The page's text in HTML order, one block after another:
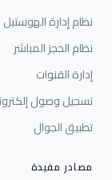
نظام إدارة الهوستيل
نظام الحجز المباشر
إدارة القنوات
تسجيل وصول
تطبيق الجوال
مصادر مفيدة